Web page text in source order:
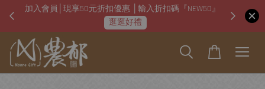
加入會員│現享50元折扣優惠 │輸入折扣碼『NEW50』
逛逛好禮
即日